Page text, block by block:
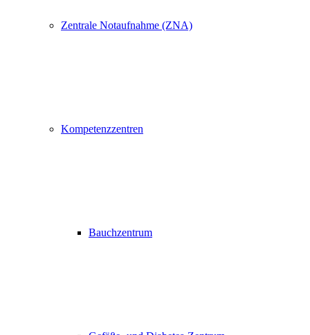
Zentrale Notaufnahme (ZNA)
Kompetenzzentren
Bauchzentrum